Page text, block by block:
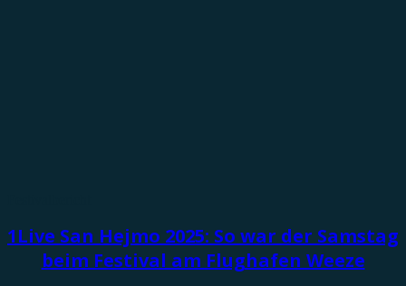
1Live San Hejmo 2025: So war der Samstag
beim Festival am Flughafen Weeze